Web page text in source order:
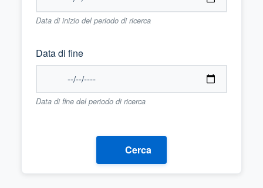
Data di inizio del periodo di ricerca
Data di fine
Data di fine del periodo di ricerca
Cerca